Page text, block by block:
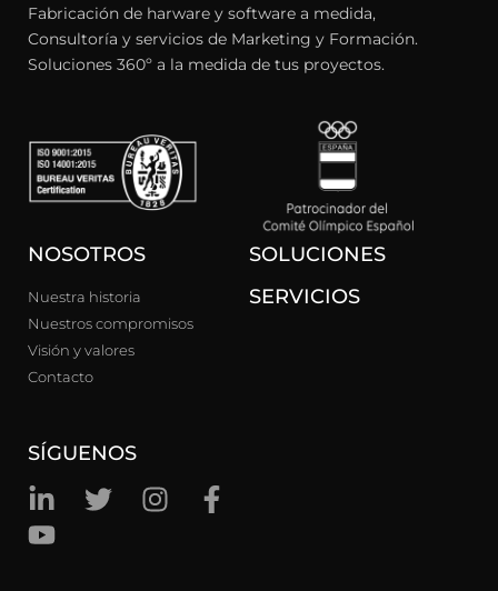
Fabricación de harware y software a medida,
Consultoría y servicios de Marketing y Formación.
Soluciones 360º a la medida de tus proyectos.
NOSOTROS
Nuestra historia
Nuestros compromisos
Visión y valores
Contacto
SÍGUENOS
SOLUCIONES
SERVICIOS